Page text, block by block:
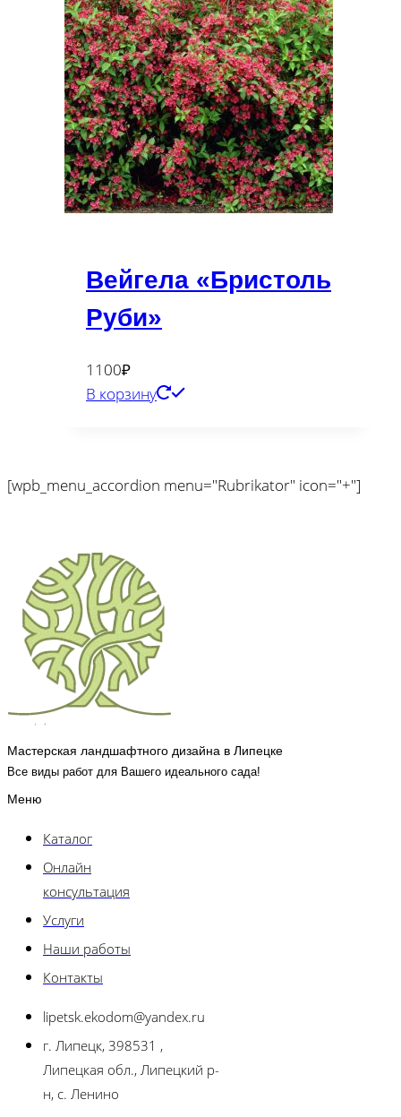
Вейгела «Бристоль
Руби»
1100₽
В корзину
[wpb_menu_accordion menu="Rubrikator" icon="+"]
Мастерская ландшафтного дизайна в Липецке
Все виды работ для Вашего идеального сада!
Меню
Каталог
Онлайн
консультация
Услуги
Наши работы
Контакты
lipetsk.ekodom@yandex.ru
г. Липецк, 398531 ,
Липецкая обл., Липецкий р-
н, с. Ленино